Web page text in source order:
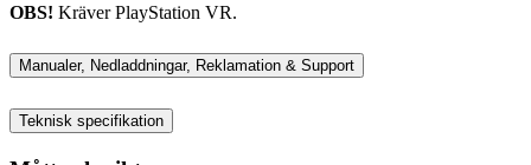
OBS! Kräver PlayStation VR.
Manualer, Nedladdningar, Reklamation & Support
Teknisk specifikation